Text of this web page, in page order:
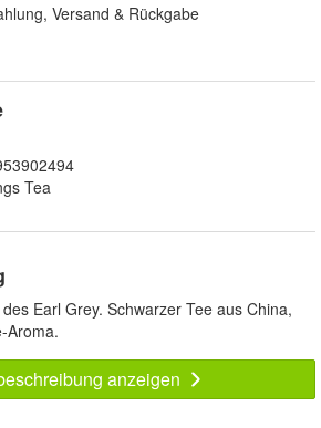
Versand & Rückgabe
Tea
Earl Grey. Schwarzer Tee aus China,
Aroma.
anzeigen